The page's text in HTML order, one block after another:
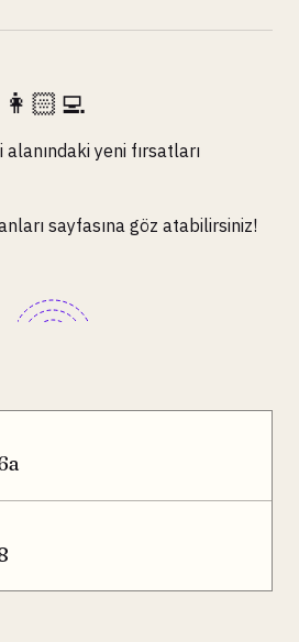
yeni fırsatları
sayfasına göz atabilirsiniz!